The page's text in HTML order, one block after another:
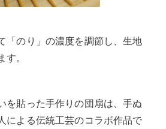
「のり」の濃度を調節し、生地
。
を貼った手作りの団扇は、手ぬ
による伝統工芸のコラボ作品で